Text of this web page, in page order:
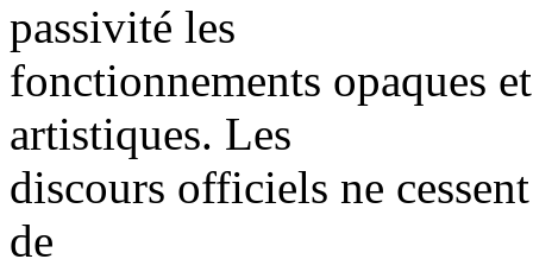
passivité les
fonctionnements opaques
artistiques. Les
discours officiels ne
de